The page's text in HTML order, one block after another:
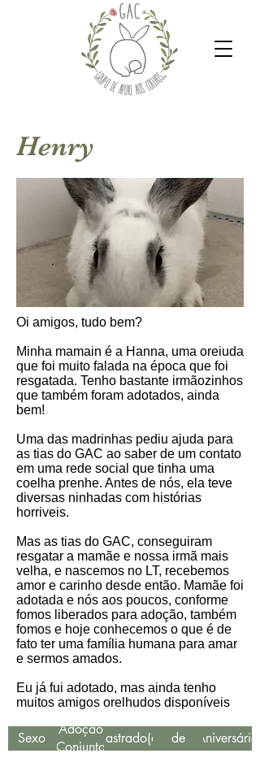
Henry
Oi amigos, tudo bem?
Minha mamain é a Hanna, uma oreiuda
que foi muito falada na época que foi
resgatada. Tenho bastante irmãozinhos
que também foram adotados, ainda
bem!
Uma das madrinhas pediu ajuda para
as tias do GAC ao saber de um contato
em uma rede social que tinha uma
coelha prenhe. Antes de nós, ela teve
diversas ninhadas com histórias
horriveis.
Mas as tias do GAC, conseguiram
resgatar a mamãe e nossa irmã mais
velha, e nascemos no LT, recebemos
amor e carinho desde então. Mamãe foi
adotada e nós aos poucos, conforme
fomos liberados para adoção, também
fomos e hoje conhecemos o que é de
fato ter uma família humana para amar
e sermos amados.
Eu já fui adotado, mas ainda tenho
muitos amigos orelhudos disponíveis
Sexo
Adoção
Conjunta
Castrado(a)
de
Resgate
Aniversário